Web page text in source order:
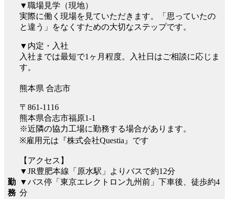
▼職場見学（現地）
実際に働く現場を見ていただきます。「思っていたの
と違う」をなくすための大切なステップです。
▼内定・入社
入社までは最短で1ヶ月程度。入社日はご相談に応じま
す。
勤
務
熊本県 合志市
〒861-1116
熊本県合志市福原1-1
※近隣の協力工場に勤務する場合があります。
※雇用元は『株式会社Questia』です
【アクセス】
▼JR豊肥本線「原水駅」よりバスで約12分
▼バス停「東京エレクトロン九州前」下車後、徒歩約4
分